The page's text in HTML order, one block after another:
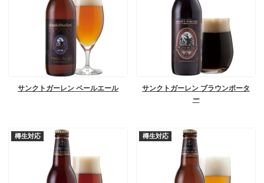
サンクトガーレン ペールエール
サンクトガーレン ブラウンポータ
ー
樽生対応 樽生対応